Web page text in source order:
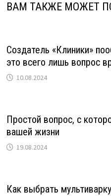
ВАМ ТАКЖЕ МОЖЕТ
Создатель «Клиники»
это всего лишь вопрос
10.08.2024
Простой вопрос, с
вашей жизни
19.08.2024
Как выбрать